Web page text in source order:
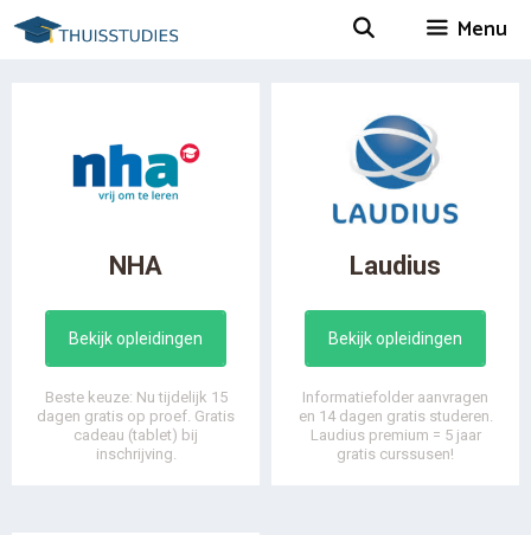
Spring
naar
Menu
NHA
Bekijk opleidingen
Beste keuze: Nu tijdelijk 15
dagen gratis op proef. Gratis
cadeau (tablet) bij
inschrijving.
Laudius
Bekijk opleidingen
Informatiefolder aanvragen
en 14 dagen gratis studeren.
Laudius premium = 5 jaar
gratis curssusen!